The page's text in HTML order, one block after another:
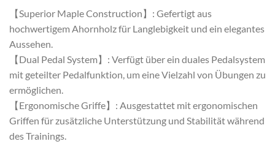
【Superior Maple Construction】: Gefertigt aus
hochwertigem Ahornholz für Langlebigkeit und ein elegantes
Aussehen.
【Dual Pedal System】: Verfügt über ein duales Pedalsystem
mit geteilter Pedalfunktion, um eine Vielzahl von Übungen zu
ermöglichen.
【Ergonomische Griffe】: Ausgestattet mit ergonomischen
Griffen für zusätzliche Unterstützung und Stabilität während
des Trainings.